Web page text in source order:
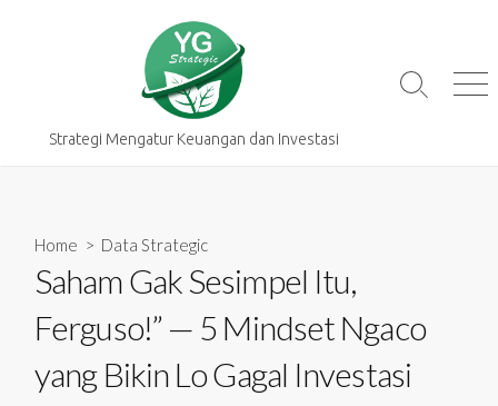
Strategi Mengatur Keuangan dan Investasi
Search
Home > Data Strategic
Saham Gak Sesimpel Itu,
Ferguso!” — 5 Mindset Ngaco
yang Bikin Lo Gagal Investasi